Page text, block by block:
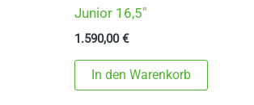
Junior 16,5″
1.590,00€
In den Warenkorb